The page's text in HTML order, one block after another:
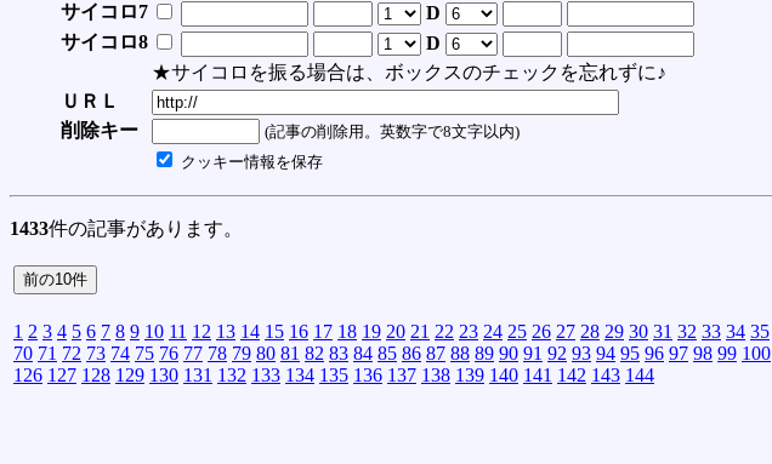
サイコロ7
D
サイコロ8
D
★サイコロを振る場合は、ボックスのチェックを忘れずに♪
ＵＲＬ
削除キー
(記事の削除用。英数字で8文字以内)
クッキー情報を保存
1433件の記事があります。
1 2 3 4 5 6 7 8 9 10 11 12 13 14 15 16 17 18 19 20 21 22 23 24 25 26 27 28 29 30 31 32 33 34 35
70 71 72 73 74 75 76 77 78 79 80 81 82 83 84 85 86 87 88 89 90 91 92 93 94 95 96 97 98 99 100
126 127 128 129 130 131 132 133 134 135 136 137 138 139 140 141 142 143 144